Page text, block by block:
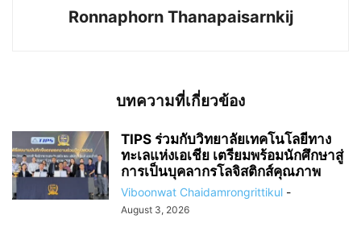
Ronnaphorn Thanapaisarnkij
บทความที่เกี่ยวข้อง
TIPS ร่วมกับวิทยาลัยเทคโนโลยีทาง
ทะเลแห่งเอเชีย เตรียมพร้อมนักศึกษาสู่
การเป็นบุคลากรโลจิสติกส์คุณภาพ
Viboonwat Chaidamrongrittikul -
August 3, 2026